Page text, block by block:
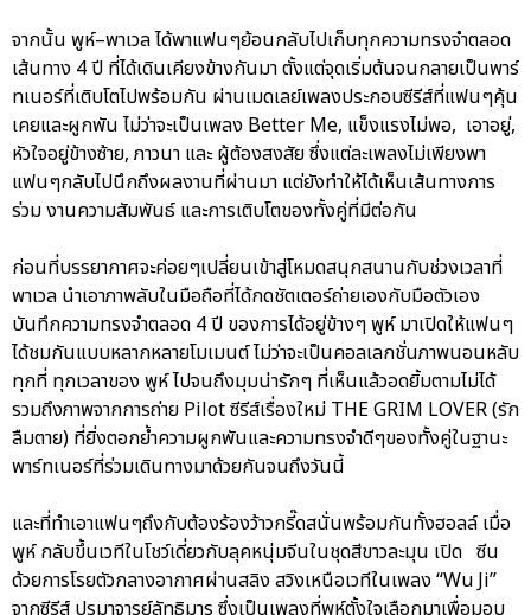
จากนั้น พูห์–พาเวล ได้พาแฟนๆย้อนกลับไปเก็บทุกความทรงจำตลอด
เส้นทาง 4 ปี ที่ได้เดินเคียงข้างกันมา ตั้งแต่จุดเริ่มต้นจนกลายเป็นพาร์
ทเนอร์ที่เติบโตไปพร้อมกัน ผ่านเมดเลย์เพลงประกอบซีรีส์ที่แฟนๆคุ้น
เคยและผูกพัน ไม่ว่าจะเป็นเพลง Better Me, แข็งแรงไม่พอ, เอาอยู่,
หัวใจอยู่ข้างซ้าย, ภาวนา และ ผู้ต้องสงสัย ซึ่งแต่ละเพลงไม่เพียงพา
แฟนๆกลับไปนึกถึงผลงานที่ผ่านมา แต่ยังทำให้ได้เห็นเส้นทางการ
ร่วม งานความสัมพันธ์ และการเติบโตของทั้งคู่ที่มีต่อกัน
ก่อนที่บรรยากาศจะค่อยๆเปลี่ยนเข้าสู่โหมดสนุกสนานกับช่วงเวลาที่
พาเวล นำเอาภาพลับในมือถือที่ได้กดชัตเตอร์ถ่ายเองกับมือตัวเอง
บันทึกความทรงจำตลอด 4 ปี ของการได้อยู่ข้างๆ พูห์ มาเปิดให้แฟนๆ
ได้ชมกันแบบหลากหลายโมเมนต์ ไม่ว่าจะเป็นคอลเลกชั่นภาพนอนหลับ
ทุกที่ ทุกเวลาของ พูห์ ไปจนถึงมุมน่ารักๆ ที่เห็นแล้วอดยิ้มตามไม่ได้
รวมถึงภาพจากการถ่าย Pilot ซีรีส์เรื่องใหม่ THE GRIM LOVER (รัก
ลืมตาย) ที่ยิ่งตอกย้ำความผูกพันและความทรงจำดีๆของทั้งคู่ในฐานะ
พาร์ทเนอร์ที่ร่วมเดินทางมาด้วยกันจนถึงวันนี้
และที่ทำเอาแฟนๆถึงกับต้องร้องว้าวกรี๊ดสนั่นพร้อมกันทั้งฮอลล์ เมื่อ
พูห์ กลับขึ้นเวทีในโชว์เดี่ยวกับลุคหนุ่มจีนในชุดสีขาวละมุน เปิด ซีน
ด้วยการโรยตัวกลางอากาศผ่านสลิง สวิงเหนือเวทีในเพลง “Wu Ji”
จากซีรีส์ ปรมาจารย์ลัทธิมาร ซึ่งเป็นเพลงที่พูห์ตั้งใจเลือกมาเพื่อมอบ